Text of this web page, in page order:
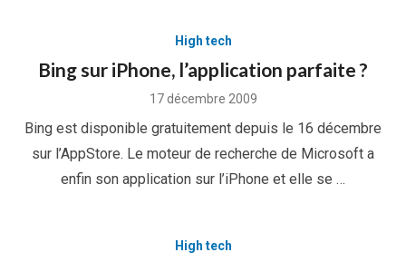
High tech
Bing sur iPhone, l’application parfaite ?
Posted
17 décembre 2009
Bing est disponible gratuitement depuis le 16 décembre
sur l’AppStore. Le moteur de recherche de Microsoft a
enfin son application sur l’iPhone et elle se …
High tech